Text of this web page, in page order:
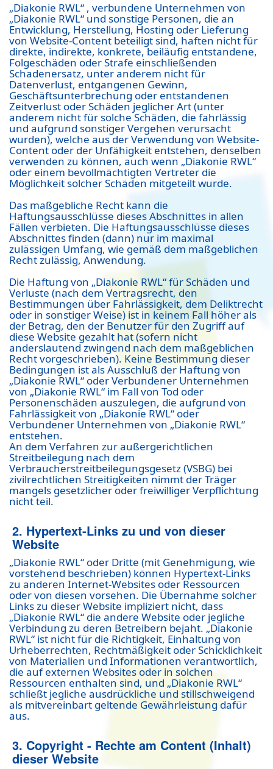
„Diakonie RWL“ , verbundene Unternehmen von
„Diakonie RWL“ und sonstige Personen, die an
Entwicklung, Herstellung, Hosting oder Lieferung
von Website-Content beteiligt sind, haften nicht für
direkte, indirekte, konkrete, beiläufig entstandene,
Folgeschäden oder Strafe einschließenden
Schadenersatz, unter anderem nicht für
Datenverlust, entgangenen Gewinn,
Geschäftsunterbrechung oder entstandenen
Zeitverlust oder Schäden jeglicher Art (unter
anderem nicht für solche Schäden, die fahrlässig
und aufgrund sonstiger Vergehen verursacht
wurden), welche aus der Verwendung von Website-
Content oder der Unfähigkeit entstehen, denselben
verwenden zu können, auch wenn „Diakonie RWL“
oder einem bevollmächtigten Vertreter die
Möglichkeit solcher Schäden mitgeteilt wurde.
Das maßgebliche Recht kann die
Haftungsausschlüsse dieses Abschnittes in allen
Fällen verbieten. Die Haftungsausschlüsse dieses
Abschnittes finden (dann) nur im maximal
zulässigen Umfang, wie gemäß dem maßgeblichen
Recht zulässig, Anwendung.
Die Haftung von „Diakonie RWL“ für Schäden und
Verluste (nach dem Vertragsrecht, den
Bestimmungen über Fahrlässigkeit, dem Deliktrecht
oder in sonstiger Weise) ist in keinem Fall höher als
der Betrag, den der Benutzer für den Zugriff auf
diese Website gezahlt hat (sofern nicht
anderslautend zwingend nach dem maßgeblichen
Recht vorgeschrieben). Keine Bestimmung dieser
Bedingungen ist als Ausschluß der Haftung von
„Diakonie RWL“ oder Verbundener Unternehmen
von „Diakonie RWL“ im Fall von Tod oder
Personenschäden auszulegen, die aufgrund von
Fahrlässigkeit von „Diakonie RWL“ oder
Verbundener Unternehmen von „Diakonie RWL“
entstehen.
An dem Verfahren zur außergerichtlichen
Streitbeilegung nach dem
Verbraucherstreitbeilegungsgesetz (VSBG) bei
zivilrechtlichen Streitigkeiten nimmt der Träger
mangels gesetzlicher oder freiwilliger Verpflichtung
nicht teil.
2. Hypertext-Links zu und von dieser
Website
„Diakonie RWL“ oder Dritte (mit Genehmigung, wie
vorstehend beschrieben) können Hypertext-Links
zu anderen Internet-Websites oder Ressourcen
oder von diesen vorsehen. Die Übernahme solcher
Links zu dieser Website impliziert nicht, dass
„Diakonie RWL“ die andere Website oder jegliche
Verbindung zu deren Betreibern bejaht. „Diakonie
RWL“ ist nicht für die Richtigkeit, Einhaltung von
Urheberrechten, Rechtmäßigkeit oder Schicklichkeit
von Materialien und Informationen verantwortlich,
die auf externen Websites oder in solchen
Ressourcen enthalten sind, und „Diakonie RWL“
schließt jegliche ausdrückliche und stillschweigend
als mitvereinbart geltende Gewährleistung dafür
aus.
3. Copyright - Rechte am Content (Inhalt)
dieser Website